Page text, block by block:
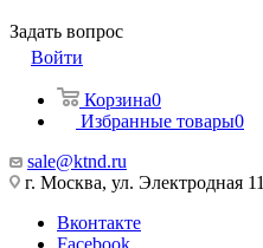
Задать вопрос
Войти
Корзина0
Избранные товары0
sale@ktnd.ru
г. Москва, ул. Электродная 11
Вконтакте
Facebook